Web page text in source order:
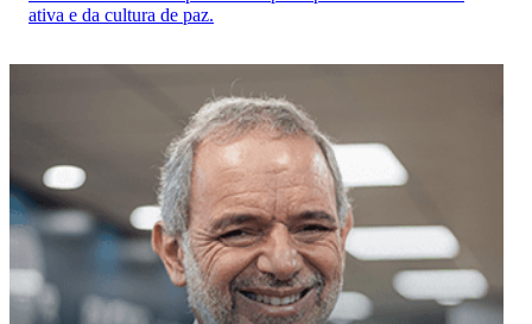
ativa e da cultura de paz.